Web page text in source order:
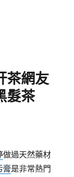
茶網友
髮茶
做過天然藥材
膏是非常熱門